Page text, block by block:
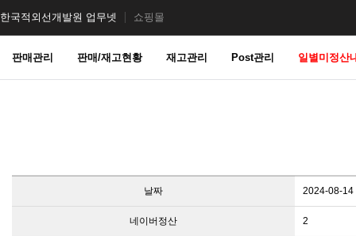
한국적외선개발원 업무넷 쇼핑몰
판매관리 판매/재고현황 재고관리 Post관리 일별미정산
날짜 2024-08-14
네이버정산 2